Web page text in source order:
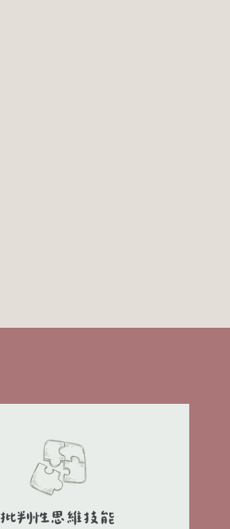
批判性思維技能